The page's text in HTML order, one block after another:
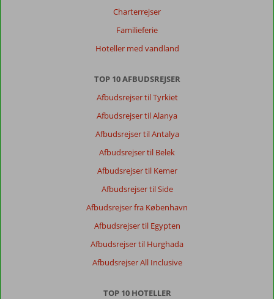
Charterrejser
Familieferie
Hoteller med vandland
TOP 10 AFBUDSREJSER
Afbudsrejser til Tyrkiet
Afbudsrejser til Alanya
Afbudsrejser til Antalya
Afbudsrejser til Belek
Afbudsrejser til Kemer
Afbudsrejser til Side
Afbudsrejser fra København
Afbudsrejser til Egypten
Afbudsrejser til Hurghada
Afbudsrejser All Inclusive
TOP 10 HOTELLER